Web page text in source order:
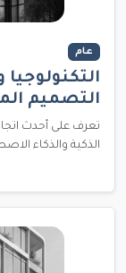
عام
التصميم
الذكية والذكاء